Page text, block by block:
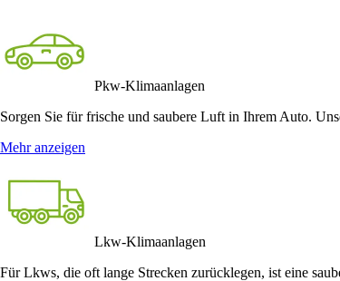
Pkw-Klimaanlagen
Sorgen Sie für frische und saubere Luft in Ihrem Auto.
Mehr anzeigen
Lkw-Klimaanlagen
Für Lkws, die oft lange Strecken zurücklegen, ist eine